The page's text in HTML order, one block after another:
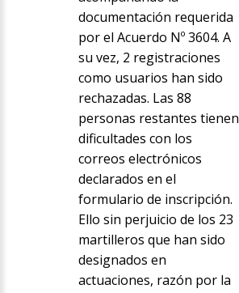
documentación requerida
por el Acuerdo Nº 3604. A
su vez, 2 registraciones
como usuarios han sido
rechazadas. Las 88
personas restantes tienen
dificultades con los
correos electrónicos
declarados en el
formulario de inscripción.
Ello sin perjuicio de los 23
martilleros que han sido
designados en
actuaciones, razón por la